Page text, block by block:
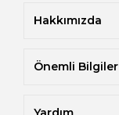
Hakkımızda
Önemli Bilgiler